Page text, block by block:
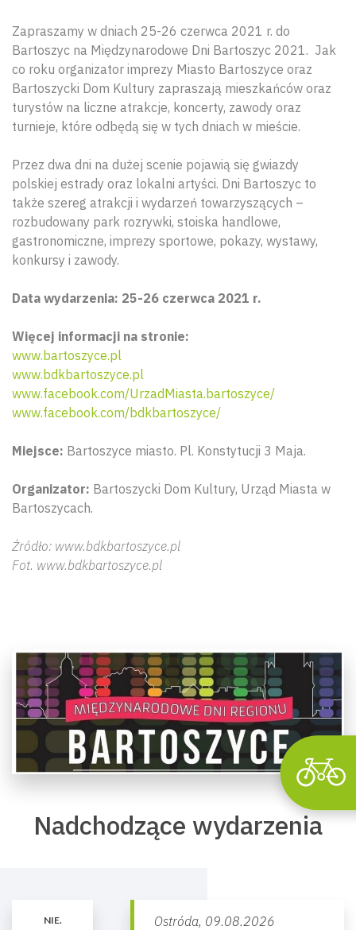
Zapraszamy w dniach 25-26 czerwca 2021 r. do
Bartoszyc na Międzynarodowe Dni Bartoszyc 2021. Jak
co roku organizator imprezy Miasto Bartoszyce oraz
Bartoszycki Dom Kultury zapraszają mieszkańców oraz
turystów na liczne atrakcje, koncerty, zawody oraz
turnieje, które odbędą się w tych dniach w mieście.
Przez dwa dni na dużej scenie pojawią się gwiazdy
polskiej estrady oraz lokalni artyści. Dni Bartoszyc to
także szereg atrakcji i wydarzeń towarzyszących –
rozbudowany park rozrywki, stoiska handlowe,
gastronomiczne, imprezy sportowe, pokazy, wystawy,
konkursy i zawody.
Data wydarzenia: 25-26 czerwca 2021 r.
Więcej informacji na stronie:
www.bartoszyce.pl
www.bdkbartoszyce.pl
www.facebook.com/UrzadMiasta.bartoszyce/
www.facebook.com/bdkbartoszyce/
Miejsce: Bartoszyce miasto. Pl. Konstytucji 3 Maja.
Organizator: Bartoszycki Dom Kultury, Urząd Miasta w
Bartoszycach.
Źródło: www.bdkbartoszyce.pl
Fot. www.bdkbartoszyce.pl
Nadchodzące wydarzenia
NIE. Ostróda, 09.08.2026